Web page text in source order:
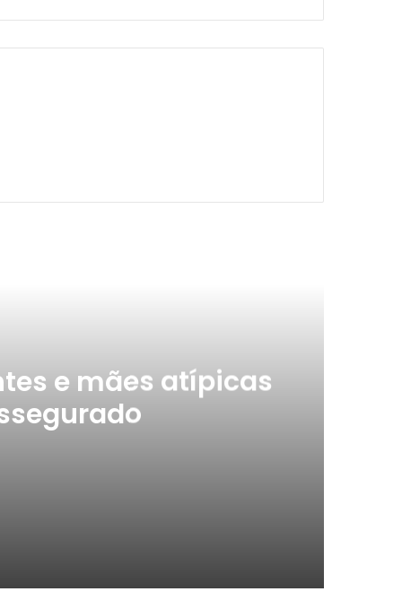
e mães atípicas